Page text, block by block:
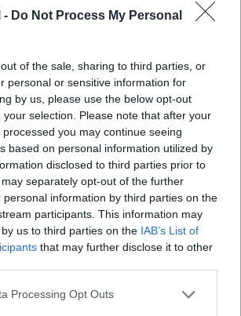
- Do Not Process My Personal
of the sale, sharing to third parties, or
personal or sensitive information for
by us, please use the below opt-out
selection. Please note that after your
you may continue seeing
based on personal information utilized by
disclosed to third parties prior to
separately opt-out of the further
personal information by third parties on the
participants. This information may
us to third parties on the IAB’s List of
that may further disclose it to other
Processing Opt Outs
DIVERSAS
ciudadanía de Occidente
consciente del riesgo de
tercera guerra mundial?
Por Álvaro Frutos Rosado y Gabinete
Geopolítica de Crisis